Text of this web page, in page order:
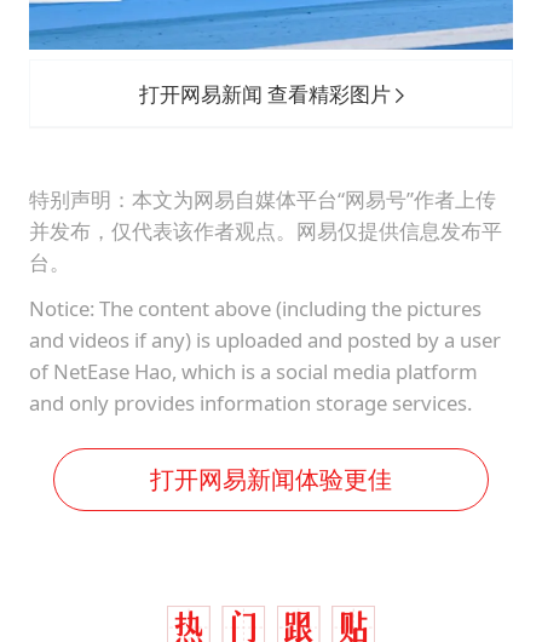
打开网易新闻 查看精彩图片
特别声明：本文为网易自媒体平台“网易号”作者上传
并发布，仅代表该作者观点。网易仅提供信息发布平
台。
Notice: The content above (including the pictures
and videos if any) is uploaded and posted by a user
of NetEase Hao, which is a social media platform
and only provides information storage services.
打开网易新闻体验更佳